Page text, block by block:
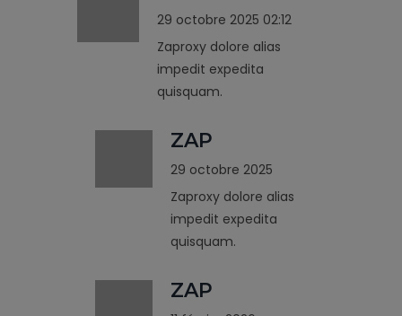
29 octobre 2025 02:12
Zaproxy dolore alias
impedit expedita
quisquam.
ZAP
29 octobre 2025
Zaproxy dolore alias
impedit expedita
quisquam.
ZAP